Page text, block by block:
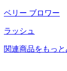
ベリー ブロワー
ラッシュ
関連商品をもっと